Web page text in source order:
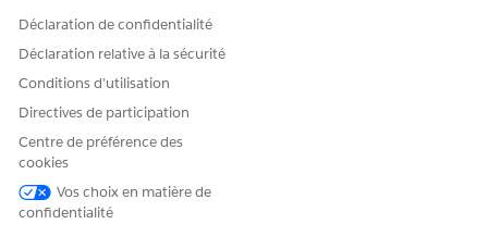
Dites-nous ce que nous pouvons améliorer !
Déclaration de confidentialité
Déclaration relative à la sécurité
Conditions d’utilisation
Directives de participation
Centre de préférence des
cookies
Vos choix en matière de
confidentialité